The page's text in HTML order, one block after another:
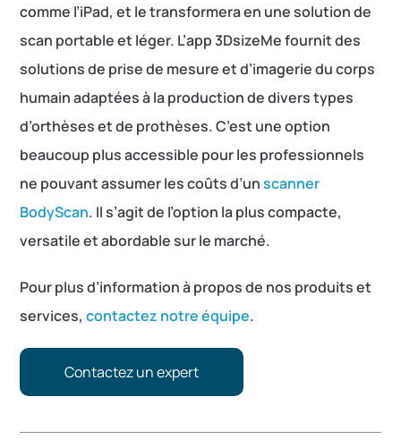
comme l’iPad, et le transformera en une solution de
scan portable et léger. L’app 3DsizeMe fournit des
solutions de prise de mesure et d’imagerie du corps
humain adaptées à la production de divers types
d’orthèses et de prothèses. C’est une option
beaucoup plus accessible pour les professionnels
ne pouvant assumer les coûts d’unscanner
BodyScan. Il s’agit de l’option la plus compacte,
versatile et abordable sur le marché.
Pour plus d’information à propos de nos produits et
services,contactez notre équipe.
Contactez un expert